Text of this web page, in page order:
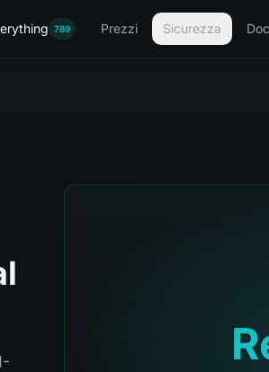
789 Prezzi Sicurezza